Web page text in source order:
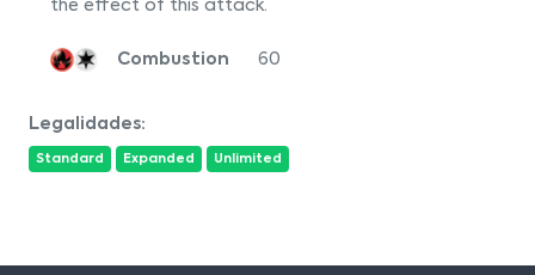
the effect of this attack.
Combustion 60
Legalidades:
Standard Expanded Unlimited